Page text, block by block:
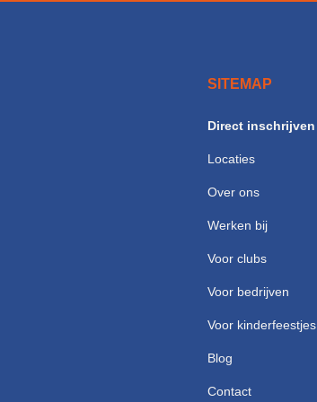
SITEMAP
Direct inschrijven
Locaties
Over ons
Werken bij
Voor clubs
Voor bedrijven
Voor kinderfeestjes
Blog
Contact